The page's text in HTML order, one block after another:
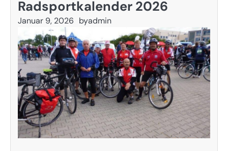
Radsportkalender 2026
Januar 9, 2026 byadmin